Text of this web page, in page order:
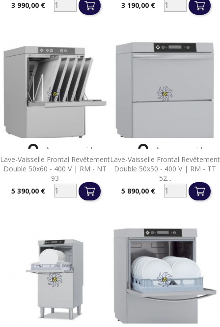
Prix3 990,00 € Prix3 190,00 €
Lave-Vaisselle Frontal Revêtement
Double 50x60 - 400 V | RM - NT
93
Prix5 390,00 €
 Aperçu rapide
Lave-Vaisselle Frontal Revêtement
Double 50x50 - 400 V | RM - TT
52...
Prix5 890,00 €
 Aperçu rapide